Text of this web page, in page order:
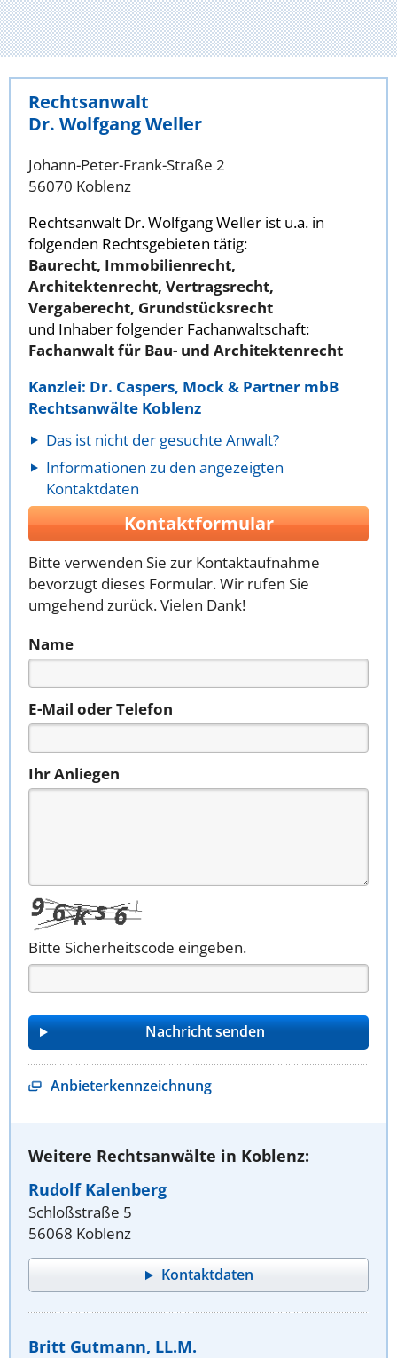
Rechtsanwalt
Dr. Wolfgang Weller
Johann-Peter-Frank-Straße 2
56070 Koblenz
Rechtsanwalt Dr. Wolfgang Weller ist u.a. in
folgenden Rechtsgebieten tätig:
Baurecht, Immobilienrecht,
Architektenrecht, Vertragsrecht,
Vergaberecht, Grundstücksrecht
und Inhaber folgender Fachanwaltschaft:
Fachanwalt für Bau- und Architektenrecht
Kanzlei: Dr. Caspers, Mock & Partner mbB
Rechtsanwälte Koblenz
Das ist nicht der gesuchte Anwalt?
Informationen zu den angezeigten
Kontaktdaten
Kontaktformular
Bitte verwenden Sie zur Kontaktaufnahme
bevorzugt dieses Formular. Wir rufen Sie
umgehend zurück. Vielen Dank!
Name
E-Mail oder Telefon
Ihr Anliegen
Bitte Sicherheitscode eingeben.
Anbieterkennzeichnung
Weitere Rechtsanwälte in Koblenz:
Rudolf Kalenberg
Schloßstraße 5
56068 Koblenz
Kontaktdaten
Britt Gutmann, LL.M.